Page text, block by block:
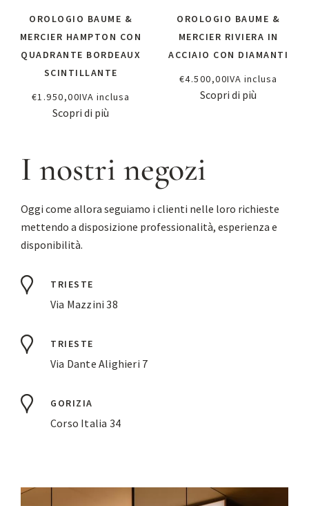
OROLOGIO BAUME &
MERCIER HAMPTON CON
QUADRANTE BORDEAUX
SCINTILLANTE
€1.950,00IVA inclusa
Scopri di più
OROLOGIO BAUME &
MERCIER RIVIERA IN
ACCIAIO CON DIAMANTI
€4.500,00IVA inclusa
Scopri di più
I nostri negozi
Oggi come allora seguiamo i clienti nelle loro richieste
mettendo a disposizione professionalità, esperienza e
disponibilità.
TRIESTE
Via Mazzini 38
TRIESTE
Via Dante Alighieri 7
GORIZIA
Corso Italia 34